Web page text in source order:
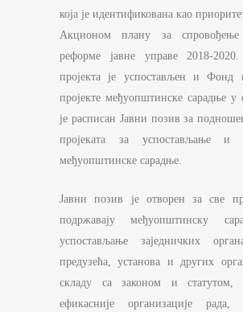
која је идентификована као
Акционом плану за спровођење
реформе јавне управе 2018-
пројекта је успостављен и Фонд
пројекте међуопштинске сарадње у
је расписан Јавни позив за
пројеката за успостављање и
међуопштинске сарадње.
Јавни позив је отворен за све
подржавају међуопштинску
успостављање заједничких
предузећа, установа и других
складу са законом и
ефикасније организације рада,